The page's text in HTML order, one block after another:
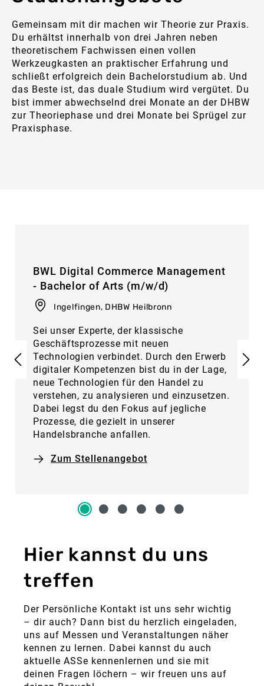
Gemeinsam mit dir machen wir Theorie zur Praxis.
Du erhältst innerhalb von drei Jahren neben
theoretischem Fachwissen einen vollen
Werkzeugkasten an praktischer Erfahrung und
schließt erfolgreich dein Bachelorstudium ab. Und
das Beste ist, das duale Studium wird vergütet. Du
bist immer abwechselnd drei Monate an der DHBW
zur Theoriephase und drei Monate bei Sprügel zur
Praxisphase.
BWL Digital Commerce Management
- Bachelor of Arts (m/w/d)
Ingelfingen, DHBW Heilbronn
Sei unser Experte, der klassische
Geschäftsprozesse mit neuen
Technologien verbindet. Durch den Erwerb
digitaler Kompetenzen bist du in der Lage,
neue Technologien für den Handel zu
verstehen, zu analysieren und einzusetzen.
Dabei legst du den Fokus auf jegliche
Prozesse, die gezielt in unserer
Handelsbranche anfallen.
Zum Stellenangebot
Hier kannst du uns
treffen
Der Persönliche Kontakt ist uns sehr wichtig
– dir auch? Dann bist du herzlich eingeladen,
uns auf Messen und Veranstaltungen näher
kennen zu lernen. Dabei kannst du auch
aktuelle ASSe kennenlernen und sie mit
deinen Fragen löchern – wir freuen uns auf